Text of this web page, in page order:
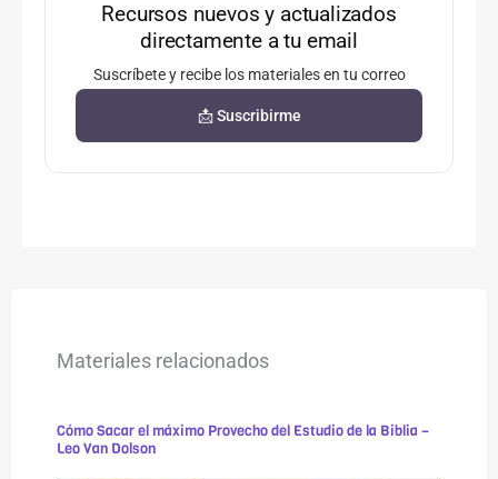
Recursos nuevos y actualizados
directamente a tu email
Suscríbete y recibe los materiales en tu correo
📩 Suscribirme
Materiales relacionados
Cómo Sacar el máximo Provecho del Estudio de la Biblia –
Leo Van Dolson